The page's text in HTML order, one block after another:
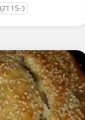
כ-15 דקות